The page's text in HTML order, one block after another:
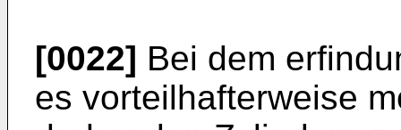
[0022] Bei dem
es vorteilhafterweise